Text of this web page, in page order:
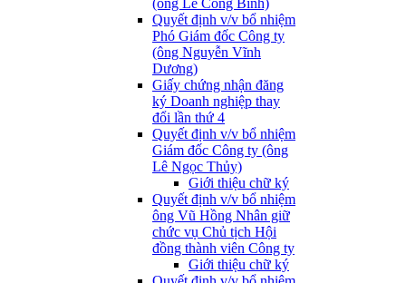
(ông Lê Công Bình)
Quyết định v/v bổ nhiệm
Phó Giám đốc Công ty
(ông Nguyễn Vĩnh
Dương)
Giấy chứng nhận đăng
ký Doanh nghiệp thay
đổi lần thứ 4
Quyết định v/v bổ nhiệm
Giám đốc Công ty (ông
Lê Ngọc Thủy)
Giới thiệu chữ ký
Quyết định v/v bổ nhiệm
ông Vũ Hồng Nhân giữ
chức vụ Chủ tịch Hội
đồng thành viên Công ty
Giới thiệu chữ ký